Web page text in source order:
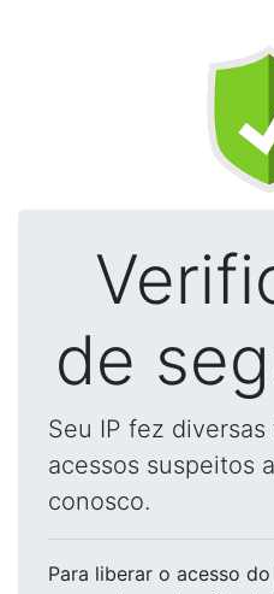
de
Seu IP fez
acessos suspeitos
conosco.
Para liberar o acesso do